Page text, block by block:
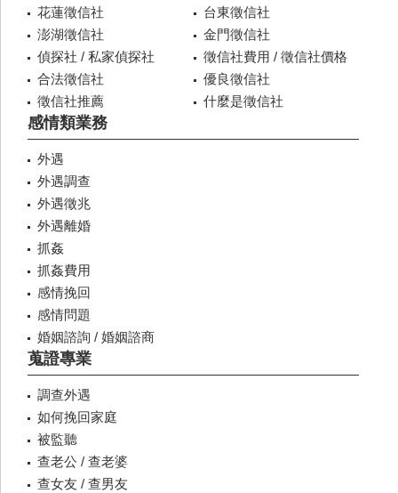
花蓮徵信社
台東徵信社
澎湖徵信社
金門徵信社
偵探社 / 私家偵探社
徵信社費用 / 徵信社價格
合法徵信社
優良徵信社
徵信社推薦
什麼是徵信社
感情類業務
外遇
外遇調查
外遇徵兆
外遇離婚
抓姦
抓姦費用
感情挽回
感情問題
婚姻諮詢 / 婚姻諮商
蒐證專業
調查外遇
如何挽回家庭
被監聽
查老公 / 查老婆
查女友 / 查男友